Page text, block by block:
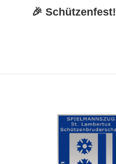
🎉 Schützenfest!